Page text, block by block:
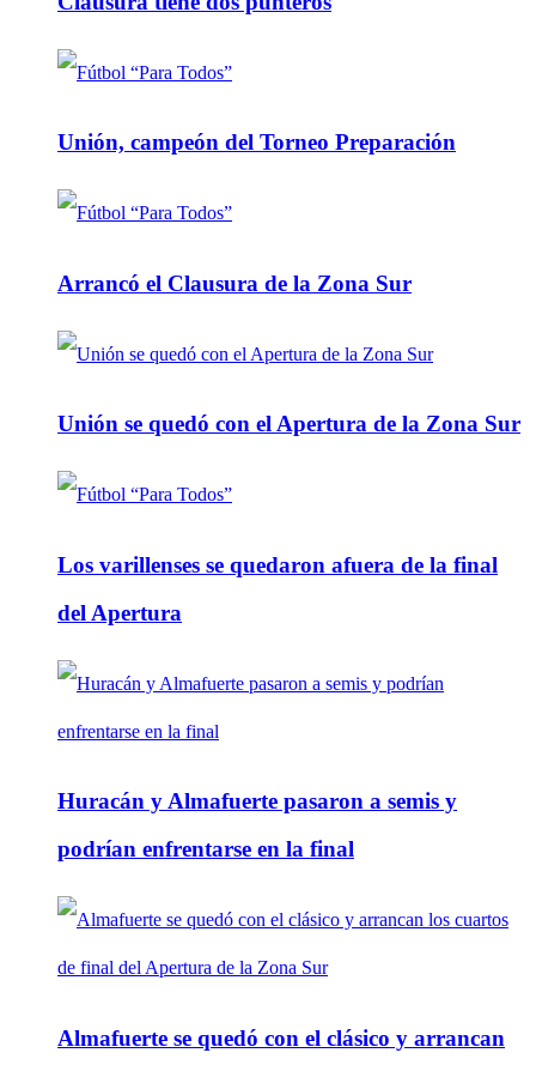
Unión, campeón del Torneo Preparación
Arrancó el Clausura de la Zona Sur
Unión se quedó con el Apertura de la Zona Sur
Los varillenses se quedaron afuera de la final
del Apertura
Huracán y Almafuerte pasaron a semis y
podrían enfrentarse en la final
Almafuerte se quedó con el clásico y arrancan